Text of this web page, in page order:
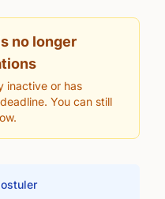
no longer
inactive or has
You can still